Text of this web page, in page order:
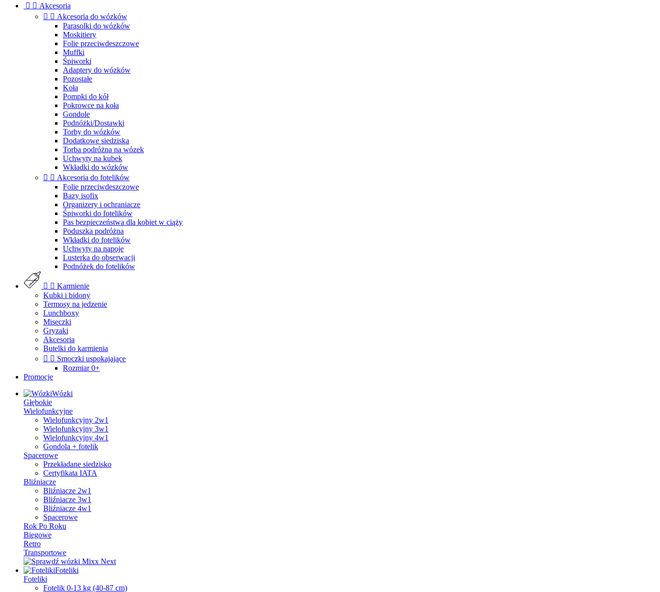
  Akcesoria
  Akcesoria do wózków
Parasolki do wózków
Moskitiery
Folie przeciwdeszczowe
Muffki
Śpiworki
Adaptery do wózków
Pozostałe
Koła
Pompki do kół
Pokrowce na koła
Gondole
Podnóżki/Dostawki
Torby do wózków
Dodatkowe siedziska
Torba podróżna na wózek
Uchwyty na kubek
Wkładki do wózków
  Akcesoria do fotelików
Folie przeciwdeszczowe
Bazy isofix
Organizery i ochraniacze
Śpiworki do fotelików
Pas bezpieczeństwa dla kobiet w ciąży
Poduszka podróżna
Wkładki do fotelików
Uchwyty na napoje
Lusterka do obserwacji
Podnóżek do fotelików
  Karmienie
Kubki i bidony
Termosy na jedzenie
Lunchboxy
Miseczki
Gryzaki
Akcesoria
Butelki do karmienia
  Smoczki uspokajające
Rozmiar 0+
Promocje
Wózki
Głębokie
Wielofunkcyjne
Wielofunkcyjny 2w1
Wielofunkcyjny 3w1
Wielofunkcyjny 4w1
Gondola + fotelik
Spacerowe
Przekładane siedzisko
Certyfikata IATA
Bliźniacze
Bliźniacze 2w1
Bliźniacze 3w1
Bliźniacze 4w1
Spacerowe
Rok Po Roku
Biegowe
Retro
Transportowe
Foteliki
Foteliki
Fotelik 0-13 kg (40-87 cm)